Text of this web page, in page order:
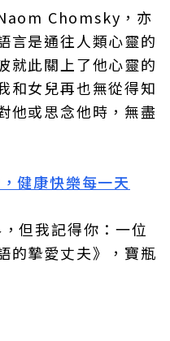
Chomsky，亦
言是通往人類心靈的
就此關上了他心靈的
和女兒再也無從得知
他或思念他時，無盡
健康快樂每一天
但我記得你：一位
的摯愛丈夫》，寶瓶